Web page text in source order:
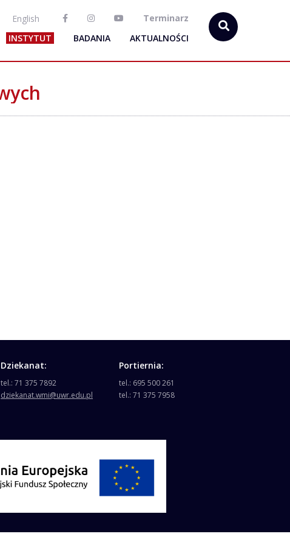
English
Terminarz
INSTYTUT BADANIA AKTUALNOŚCI
Dziekanat:
tel.: 71 375 7892
dziekanat.wmi@uwr.edu.pl
Portiernia:
tel.: 695 500 261
tel.: 71 375 7958